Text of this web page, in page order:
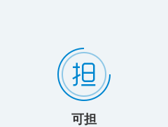
可担